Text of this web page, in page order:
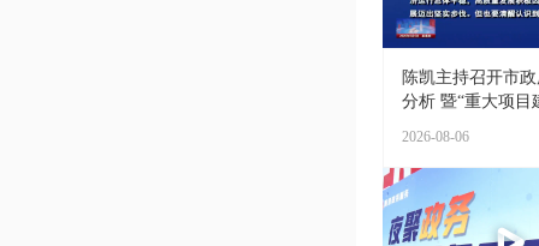
陈凯主持召开市
分析 暨“重大项目
2026-08-06